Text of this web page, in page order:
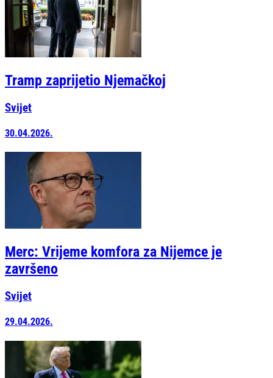
Tramp zaprijetio Njemačkoj
Svijet
30.04.2026.
Merc: Vrijeme komfora za Nijemce je
završeno
Svijet
29.04.2026.